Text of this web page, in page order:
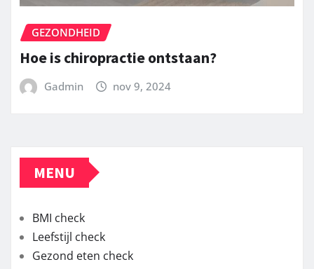
GEZONDHEID
Hoe is chiropractie ontstaan?
Gadmin nov 9, 2024
MENU
BMI check
Leefstijl check
Gezond eten check